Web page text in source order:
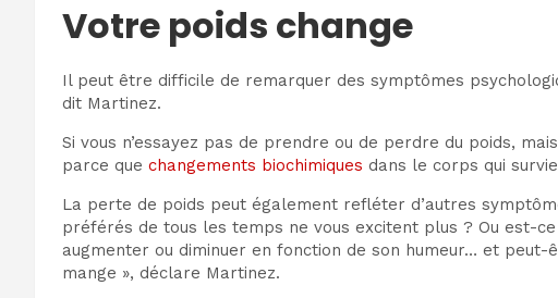
Votre poids change
Il peut être difficile de remarquer des symptômes
dit Martinez.
Si vous n’essayez pas de prendre ou de perdre du poids,
parce que changements biochimiques dans le corps qui
La perte de poids peut également refléter d’autres
préférés de tous les temps ne vous excitent plus ? Ou est-
augmenter ou diminuer en fonction de son humeur… et peut-
mange », déclare Martinez.